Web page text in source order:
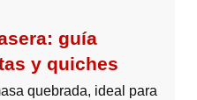
guía
y quiches
quebrada, ideal para